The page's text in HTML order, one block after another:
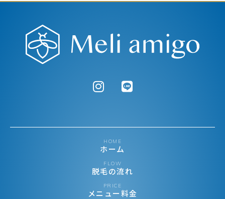
HOME
ホーム
FLOW
脱毛の流れ
PRICE
メニュー料金